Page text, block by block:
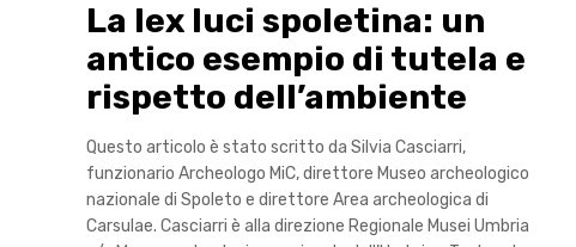
La lex luci spoletina: un
antico esempio di tutela e
rispetto dell’ambiente
Questo articolo è stato scritto da Silvia Casciarri,
funzionario Archeologo MiC, direttore Museo archeologico
nazionale di Spoleto e direttore Area archeologica di
Carsulae. Casciarri è alla direzione Regionale Musei Umbria